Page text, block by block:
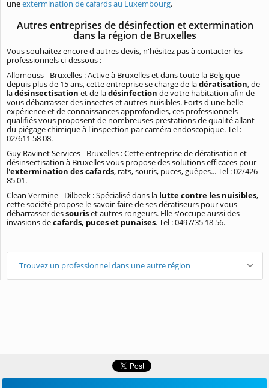
uneextermination de cafards au Luxembourg.
Autres entreprises de désinfection et extermination
dans la région de Bruxelles
Vous souhaitez encore d'autres devis, n'hésitez pas à contacter les
professionnels ci-dessous :
Allomouss - Bruxelles : Active à Bruxelles et dans toute la Belgique
depuis plus de 15 ans, cette entreprise se charge de ladératisation, de
ladésinsectisation et de ladésinfection de votre habitation afin de
vous débarrasser des insectes et autres nuisibles. Forts d'une belle
expérience et de connaissances approfondies, ces professionnels
qualifiés vous proposent de nombreuses prestations de qualité allant
du piégage chimique à l'inspection par caméra endoscopique. Tel :
02/611 58 08.
Guy Ravinet Services - Bruxelles : Cette entreprise de dératisation et
désinsectisation à Bruxelles vous propose des solutions efficaces pour
l'extermination des cafards, rats, souris, puces, guêpes... Tel : 02/426
85 01.
Clean Vermine - Dilbeek : Spécialisé dans la lutte contre les nuisibles,
cette société propose le savoir-faire de ses dératiseurs pour vous
débarrasser dessouriset autres rongeurs. Elle s'occupe aussi des
invasions decafards, puces et punaises. Tel : 0497/35 18 56.
Trouvez un professionnel dans une autre région